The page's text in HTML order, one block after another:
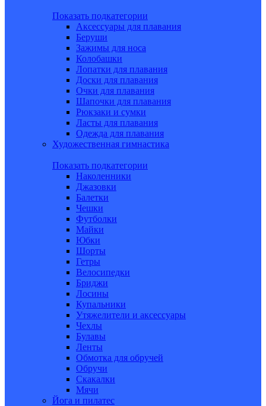
Показать подкатегории
Аксессуары для плавания
Беруши
Зажимы для носа
Колобашки
Лопатки для плавания
Доски для плавания
Очки для плавания
Шапочки для плавания
Рюкзаки и сумки
Ласты для плавания
Одежда для плавания
Художественная гимнастика
Показать подкатегории
Наколенники
Джазовки
Балетки
Чешки
Футболки
Майки
Юбки
Шорты
Гетры
Велосипедки
Бриджи
Лосины
Купальники
Утяжелители и аксессуары
Чехлы
Булавы
Ленты
Обмотка для обручей
Обручи
Скакалки
Мячи
Йога и пилатес